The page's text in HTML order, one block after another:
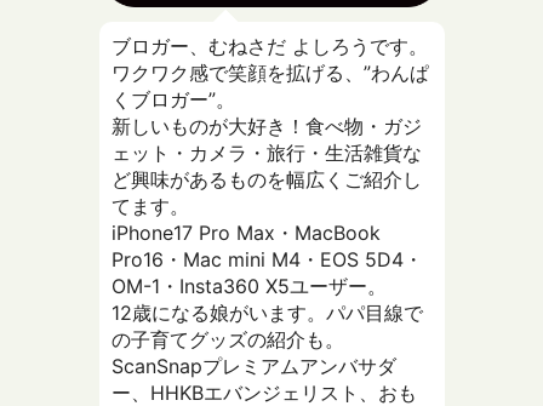
ブロガー、むねさだ よしろうです。
ワクワク感で笑顔を拡げる、”わんぱ
くブロガー”。
新しいものが大好き！食べ物・ガジ
ェット・カメラ・旅行・生活雑貨な
ど興味があるものを幅広くご紹介し
てます。
iPhone17 Pro Max・MacBook
Pro16・Mac mini M4・EOS 5D4・
OM-1・Insta360 X5ユーザー。
12歳になる娘がいます。パパ目線で
の子育てグッズの紹介も。
ScanSnapプレミアムアンバサダ
ー、HHKBエバンジェリスト、おも